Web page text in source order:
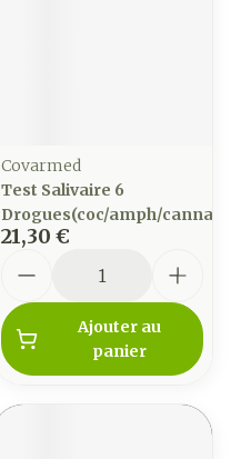
Covarmed
Test Salivaire 6
Drogues(coc/amph/
21,30 €
Ajouter au
panier